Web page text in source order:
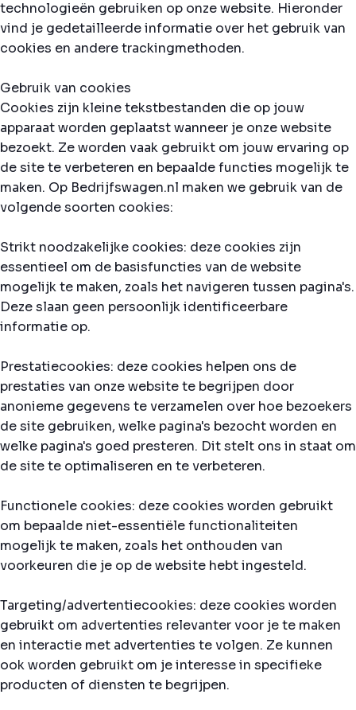
technologieën gebruiken op onze website. Hieronder
vind je gedetailleerde informatie over het gebruik van
cookies en andere trackingmethoden.
Gebruik van cookies
Cookies zijn kleine tekstbestanden die op jouw
apparaat worden geplaatst wanneer je onze website
bezoekt. Ze worden vaak gebruikt om jouw ervaring op
de site te verbeteren en bepaalde functies mogelijk te
maken. Op Bedrijfswagen.nl maken we gebruik van de
volgende soorten cookies:
Strikt noodzakelijke cookies: deze cookies zijn
essentieel om de basisfuncties van de website
mogelijk te maken, zoals het navigeren tussen pagina's.
Deze slaan geen persoonlijk identificeerbare
informatie op.
Prestatiecookies: deze cookies helpen ons de
prestaties van onze website te begrijpen door
anonieme gegevens te verzamelen over hoe bezoekers
de site gebruiken, welke pagina's bezocht worden en
welke pagina's goed presteren. Dit stelt ons in staat om
de site te optimaliseren en te verbeteren.
Functionele cookies: deze cookies worden gebruikt
om bepaalde niet-essentiële functionaliteiten
mogelijk te maken, zoals het onthouden van
voorkeuren die je op de website hebt ingesteld.
Targeting/advertentiecookies: deze cookies worden
gebruikt om advertenties relevanter voor je te maken
en interactie met advertenties te volgen. Ze kunnen
ook worden gebruikt om je interesse in specifieke
producten of diensten te begrijpen.